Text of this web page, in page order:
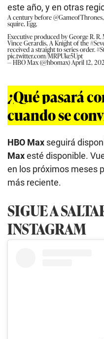
este año, y en otras
A century before@GameofThrones
squire, Egg.
Executive produced by George R.
Vince Gerardis, A Knight of the
received a straight to series order.
pic.twitter.com/MRPUke5Upt
— HBO Max (@hbomax)April 12,
¿Qué pasará
cuando se
HBO Max seguirá
Maxesté disponible.
en los próximos meses
más reciente.
SIGUE A
INSTAGRAM